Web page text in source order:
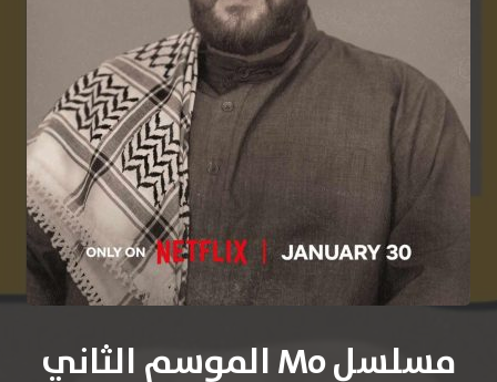
مسلسل Mo الموسم الثاني